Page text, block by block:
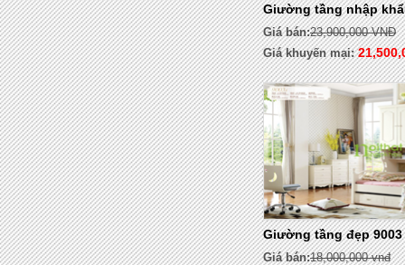
Giường tầng nhập
Giá bán:23,900,000 VNĐ
Giá khuyến mại:
Giường tầng đẹp 9003
Giá bán:18,000,000 vnđ